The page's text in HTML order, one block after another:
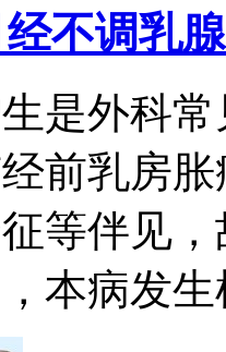
不调乳腺
是外科
前乳房
等伴见
本病发生